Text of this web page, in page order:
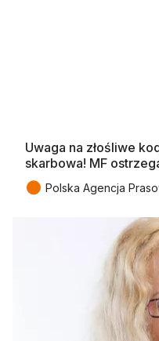
Uwaga na złośliwe
skarbowa! MF
● Polska Agencja